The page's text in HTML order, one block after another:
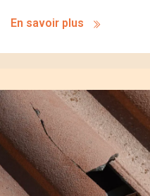
En savoir plus